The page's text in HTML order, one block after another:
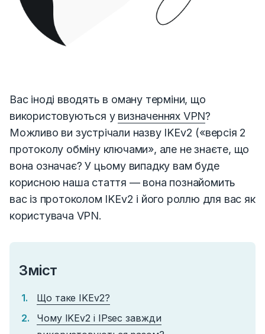
Вас іноді вводять в оману терміни, що
використовуються у визначеннях VPN?
Можливо ви зустрічали назву IKEv2 («версія 2
протоколу обміну ключами», але не знаєте, що
вона означає? У цьому випадку вам буде
корисною наша стаття — вона познайомить
вас із протоколом IKEv2 і його роллю для вас як
користувача VPN.
Зміст
Що таке IKEv2?
Чому IKEv2 і IPsec завжди